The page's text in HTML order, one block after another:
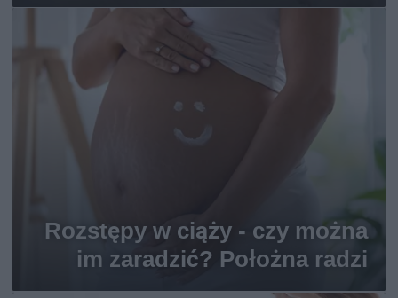
Rozstępy w ciąży - czy można
im zaradzić? Położna radzi